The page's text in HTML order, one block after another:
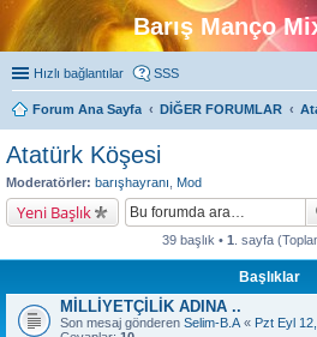
Barış Manço
Hızlı bağlantılar SSS
Forum Ana Sayfa DİĞER FORUMLAR
Atatürk Köşesi
Moderatörler: barışhayranı Mod
Yeni Başlık
39 başlık • 1 . sayfa
Başlıklar
MİLLİYETÇİLİK ADINA ..
Son mesaj gönderen Selim-B.A « Pzt Eyl